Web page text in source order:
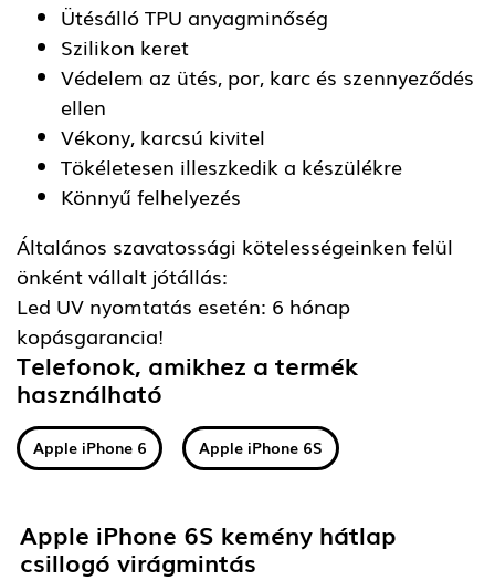
Ütésálló TPU anyagminőség
Szilikon keret
Védelem az ütés, por, karc és szennyeződés
ellen
Vékony, karcsú kivitel
Tökéletesen illeszkedik a készülékre
Könnyű felhelyezés
Általános szavatossági kötelességeinken felül
önként vállalt jótállás:
Led UV nyomtatás esetén: 6 hónap
kopásgarancia!
Telefonok, amikhez a termék
használható
Apple iPhone 6 Apple iPhone 6S
Apple iPhone 6S kemény hátlap
csillogó virágmintás